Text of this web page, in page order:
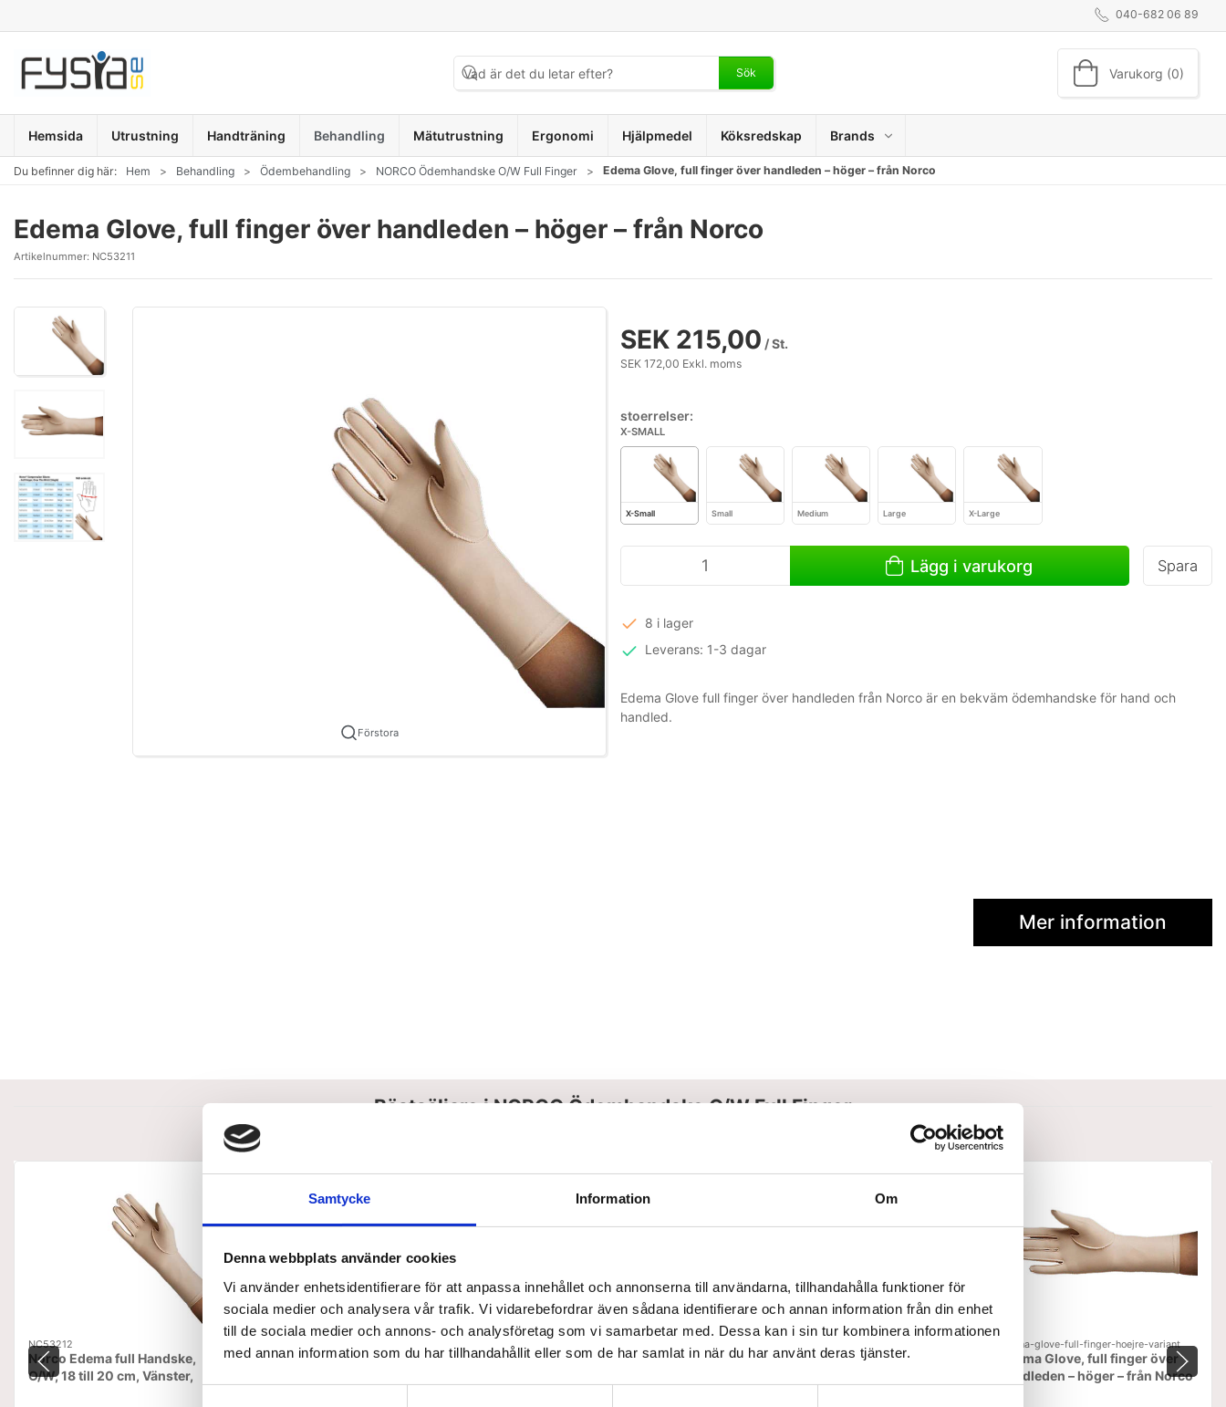
Samtycke Information Om
Denna webbplats använder cookies
Vi använder enhetsidentifierare för att anpassa innehållet och annonserna till användarna, tillhandahålla funktioner för
sociala medier och analysera vår trafik. Vi vidarebefordrar även sådana identifierare och annan information från din enhet
till de sociala medier och annons- och analysföretag som vi samarbetar med. Dessa kan i sin tur kombinera informationen
med annan information som du har tillhandahållit eller som de har samlat in när du har använt deras tjänster.
040-682 06 89
Sök Varukorg (0)
Hemsida Utrustning Handträning Behandling Mätutrustning Ergonomi Hjälpmedel Köksredskap Brands
Du befinner dig här: Hem Behandling Ödembehandling NORCO Ödemhandske O/W Full Finger Edema Glove, full finger över handleden – höger – från Norco
Edema Glove, full finger över handleden – höger – från Norco
Artikelnummer: NC53211
Förstora
SEK 215,00 / St.
SEK 172,00 Exkl. moms
stoerrelser:
X-SMALL
X-Small Small Medium Large X-Large
Lägg i varukorg Spara
8 i lager
Leverans: 1-3 dagar
Edema Glove full finger över handleden från Norco är en bekväm ödemhandske för hand och
handled.
Mer information
Bästsäljare i NORCO Ödemhandske O/W Full Finger
NC53212
Norco Edema full Handske,
O/W, 18 till 20 cm, Vänster,
norco-var
handleden – vänster – från
NC53214
Norco Edema full Handske,
Norco Edema full handske,
edema-glove-full-finger-hoejre-variant
Edema Glove, full finger över
handleden – höger – från Norco